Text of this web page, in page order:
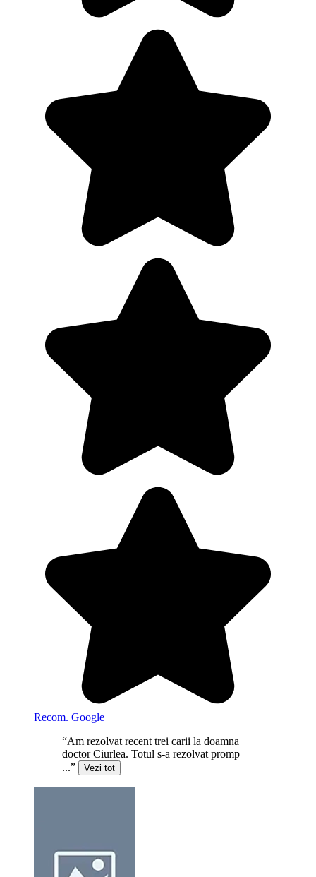
Recom. Google
“Am rezolvat recent trei carii la doamna
doctor Ciurlea. Totul s-a rezolvat promp
...”
Vezi tot